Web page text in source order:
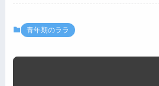
青年期のララ